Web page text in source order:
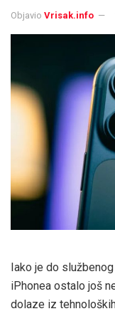
Objavio Vrisak.info
Iako je do
iPhonea ostalo još
dolaze iz